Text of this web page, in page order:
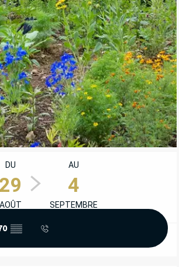
ET COORDONNÉES
DU
29
AOÛT
AU
4
SEPTEMBRE
▒▒